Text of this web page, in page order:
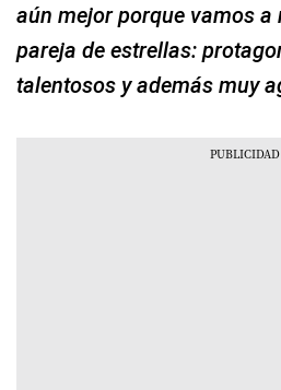
aún mejor porque vamos a
pareja de estrellas:
talentosos y además muy